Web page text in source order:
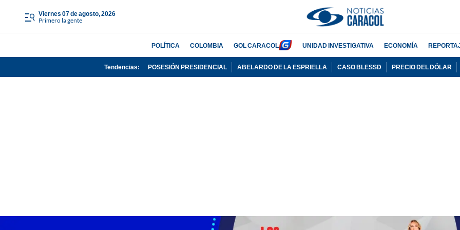
viernes 07 de agosto, 2026
Primero la gente
POLÍTICA COLOMBIA GOL CARACOL UNIDAD INVESTIGATIVA ECONOMÍA
Tendencias: POSESIÓN PRESIDENCIAL ABELARDO DE LA ESPRIELLA CASO BLESSD PRECIO DEL DÓLAR